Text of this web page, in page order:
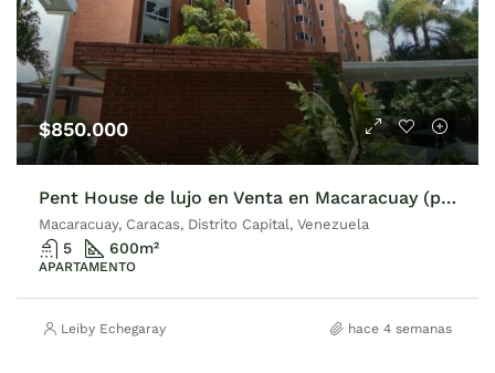
$850.000
Pent House de lujo en Venta en Macaracuay (parte alta) 600M2
Macaracuay, Caracas, Distrito Capital, Venezuela
5 600m²
APARTAMENTO
Leiby Echegaray hace 4 semanas